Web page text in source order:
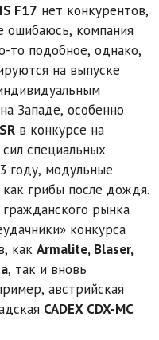
F17 нет конкурентов,
ошибаюсь, компания
то подобное, однако,
на выпуске
Западе, особенно
в конкурсе на
специальных
году, модульные
как грибы после дождя.
рынка
конкурса
как Armalite, Blaser,
, так и вновь
австрийская
CADEX CDX-MC